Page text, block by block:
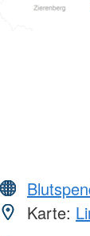
Karte: